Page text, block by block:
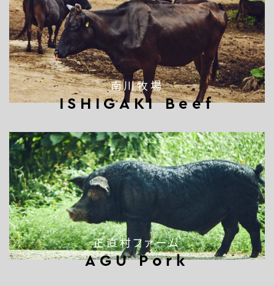
南川牧場
ISHIGAKI Beef
正直村ファーム
AGU Pork